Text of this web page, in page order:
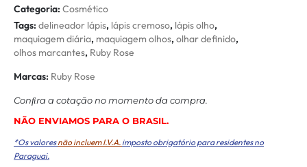
Categoria: Cosmético
Tags: delineador lápis, lápis cremoso, lápis olho,
maquiagem diária, maquiagem olhos,olhar definido,
olhos marcantes, Ruby Rose
Marcas: Ruby Rose
Conﬁra a cotação no momento da compra.
NÃO ENVIAMOS PARA O BRASIL.
*Os valoresnão incluem I.V.A. imposto obrigatório para residentes no
Paraguai.